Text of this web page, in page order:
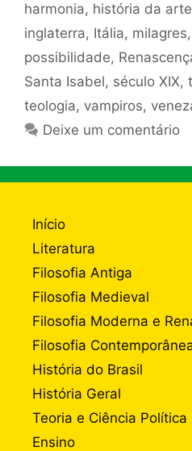
harmonia, história da arte
inglaterra, Itália, milagres,
possibilidade,
Santa Isabel, século XIX,
teologia, vampiros,
Deixe um comentário
Início
Literatura
Filosofia Antiga
Filosofia Medieval
Filosofia Moderna e
Filosofia
História do Brasil
História Geral
Teoria e Ciência Política
Ensino